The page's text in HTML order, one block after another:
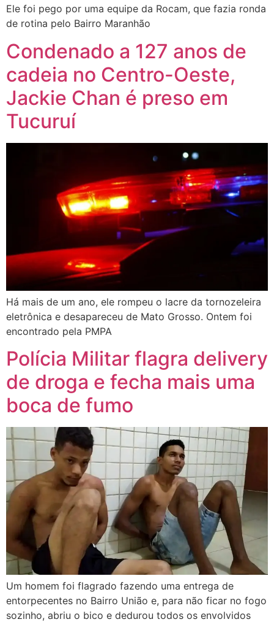
Ele foi pego por uma equipe da Rocam, que fazia ronda
de rotina pelo Bairro Maranhão
Condenado a 127 anos de
cadeia no Centro-Oeste,
Jackie Chan é preso em
Tucuruí
Há mais de um ano, ele rompeu o lacre da tornozeleira
eletrônica e desapareceu de Mato Grosso. Ontem foi
encontrado pela PMPA
Polícia Militar flagra delivery
de droga e fecha mais uma
boca de fumo
Um homem foi flagrado fazendo uma entrega de
entorpecentes no Bairro União e, para não ficar no fogo
sozinho, abriu o bico e dedurou todos os envolvidos